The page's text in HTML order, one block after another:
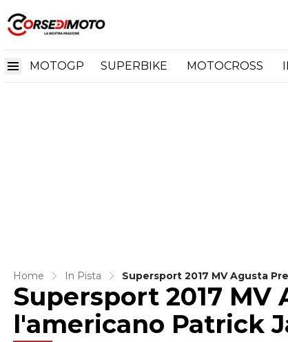
MOTOGP SUPERBIKE MOTOCROSS
Home In Pista Supersport 2017 MV Agusta
Supersport 2017 MV
l'americano Patrick